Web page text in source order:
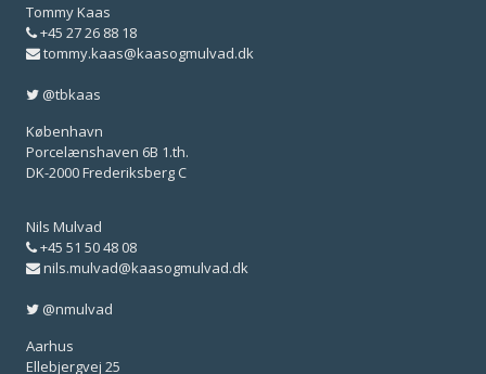
Tommy Kaas
+45 27 26 88 18
tommy.kaas@kaasogmulvad.dk
@tbkaas
København
Porcelænshaven 6B 1.th.
DK-2000 Frederiksberg C
Nils Mulvad
+45 51 50 48 08
nils.mulvad@kaasogmulvad.dk
@nmulvad
Aarhus
Ellebjergvej 25